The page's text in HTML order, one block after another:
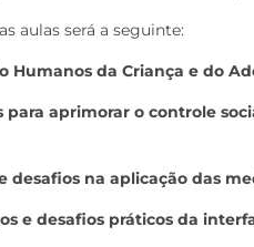
aulas será a seguinte:
Humanos da Criança e do
para aprimorar o controle
desafios na aplicação das
e desafios práticos da